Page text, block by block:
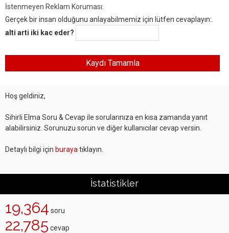
İstenmeyen Reklam Koruması:
Gerçek bir insan olduğunu anlayabilmemiz için lütfen cevaplayın:.
alti arti iki kac eder?
Hoş geldiniz,
Sihirli Elma Soru & Cevap ile sorularınıza en kısa zamanda yanıt
alabilirsiniz. Sorunuzu sorun ve diğer kullanıcılar cevap versin.
Detaylı bilgi için buraya tıklayın.
İstatistikler
19,364 soru
22,785 cevap